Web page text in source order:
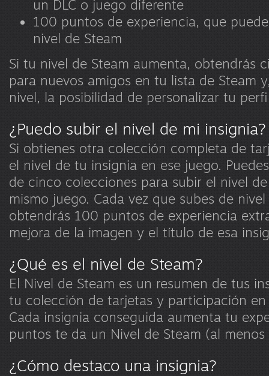
un DLC o juego diferente
100 puntos de experiencia, que
nivel de Steam
Si tu nivel de Steam aumenta, obtendrás
para nuevos amigos en tu lista de Steam
nivel, la posibilidad de personalizar tu
¿Puedo subir el nivel de mi insignia?
Si obtienes otra colección completa de
el nivel de tu insignia en ese juego.
de cinco colecciones para subir el nivel
mismo juego. Cada vez que subes de
obtendrás 100 puntos de experiencia
mejora de la imagen y el título de esa
¿Qué es el nivel de Steam?
El Nivel de Steam es un resumen de tus
tu colección de tarjetas y participación en
Cada insignia conseguida aumenta tu
puntos te da un Nivel de Steam (al
¿Cómo destaco una insignia?